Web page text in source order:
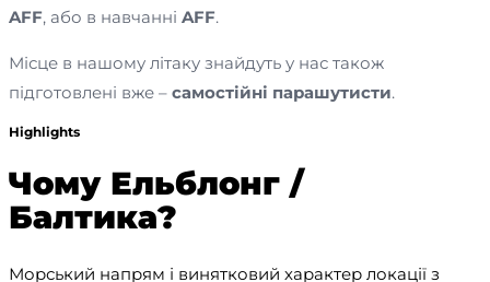
AFF, або в навчанні AFF.
Місце в нашому літаку знайдуть у нас також
підготовлені вже – самостійні парашутисти.
Highlights
Чому Ельблонг /
Балтика?
Морський напрям і винятковий характер локації з